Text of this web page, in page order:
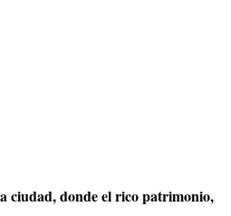
ciudad, donde el rico patrimonio,